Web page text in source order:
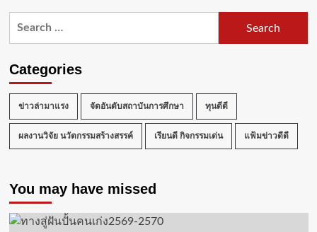
มทร.รัตนโกสินทร์
มงคล
สืบสาน
คุณค่า
มรดก
ที่
2
ยก
ระดับ
Categories
ข่าวล่ามาแรง จัดอันดับสถาบันการศึกษา ทุนดีดี
ผลงานวิจัย นวัตกรรมสร้างสรรค์ เรียนดี กิจกรรมเด่น แฟ้มข่าวดีดี
You may have missed